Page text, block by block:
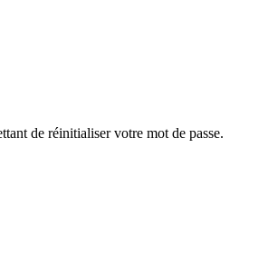
de réinitialiser votre mot de passe.